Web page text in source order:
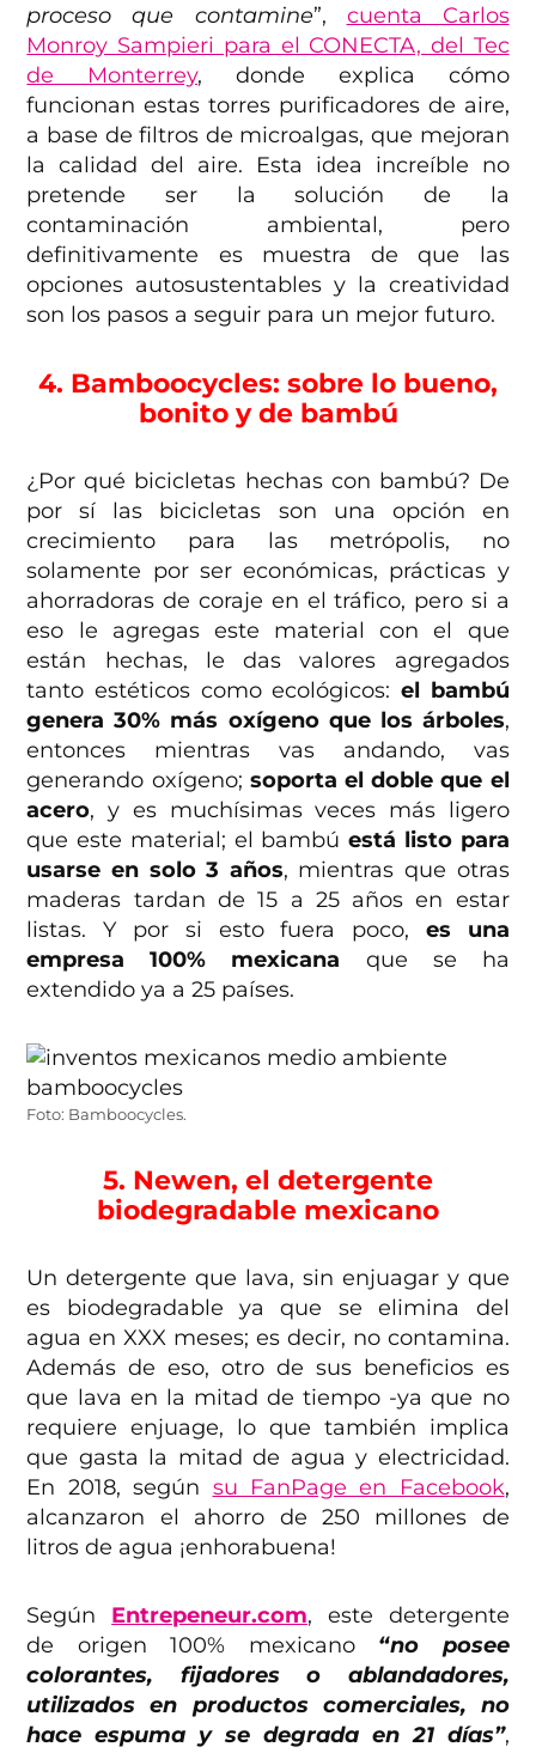
proceso que contamine”, cuenta Carlos
Monroy Sampieri para el CONECTA, del Tec
de Monterrey, donde explica cómo
funcionan estas torres purificadores de aire,
a base de filtros de microalgas, que mejoran
la calidad del aire. Esta idea increíble no
pretende ser la solución de la
contaminación ambiental, pero
definitivamente es muestra de que las
opciones autosustentables y la creatividad
son los pasos a seguir para un mejor futuro.
4. Bamboocycles: sobre lo bueno,
bonito y de bambú
¿Por qué bicicletas hechas con bambú? De
por sí las bicicletas son una opción en
crecimiento para las metrópolis, no
solamente por ser económicas, prácticas y
ahorradoras de coraje en el tráfico, pero si a
eso le agregas este material con el que
están hechas, le das valores agregados
tanto estéticos como ecológicos: el bambú
genera 30% más oxígeno que los árboles,
entonces mientras vas andando, vas
generando oxígeno; soporta el doble que el
acero, y es muchísimas veces más ligero
que este material; el bambúestá listo para
usarse en solo 3 años, mientras que otras
maderas tardan de 15 a 25 años en estar
listas. Y por si esto fuera poco, es una
empresa 100% mexicana que se ha
extendido ya a 25 países.
Foto: Bamboocycles.
5. Newen, el detergente
biodegradable mexicano
Un detergente que lava, sin enjuagar y que
es biodegradable ya que se elimina del
agua en XXX meses; es decir, no contamina.
Además de eso, otro de sus beneficios es
que lava en la mitad de tiempo -ya que no
requiere enjuage, lo que también implica
que gasta la mitad de agua y electricidad.
En 2018, según su FanPage en Facebook,
alcanzaron el ahorro de 250 millones de
litros de agua ¡enhorabuena!
Según Entrepeneur.com, este detergente
de origen 100% mexicano “no posee
colorantes, fijadores o ablandadores,
utilizados en productos comerciales, no
hace espuma y se degrada en 21 días”,